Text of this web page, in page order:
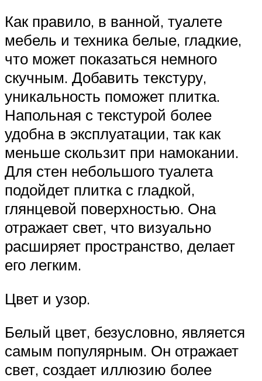
Как правило, в ванной, туалете
мебель и техника белые, гладкие,
что может показаться немного
скучным. Добавить текстуру,
уникальность поможет плитка.
Напольная с текстурой более
удобна в эксплуатации, так как
меньше скользит при намокании.
Для стен небольшого туалета
подойдет плитка с гладкой,
глянцевой поверхностью. Она
отражает свет, что визуально
расширяет пространство, делает
его легким.
Цвет и узор.
Белый цвет, безусловно, является
самым популярным. Он отражает
свет, создает иллюзию более